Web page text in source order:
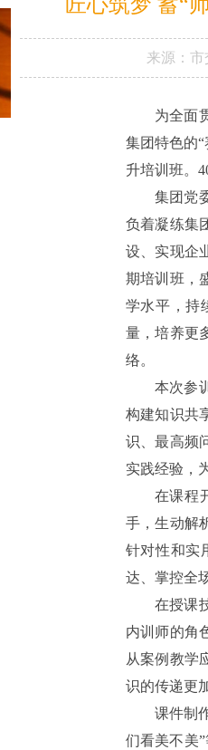
来源： 市
为全面
集团特色的
升培训班。
集团党
负着凝练集
设、实现企
期培训班，
学水平，持
量，培养更
络。
本次参
构建知识共
识、最高频
实践经验，
在课程
手，生动解
针对性和实
达、掌控全
在授课
内训师的角
从案例教学
识的传递更
课件制
们看美不美